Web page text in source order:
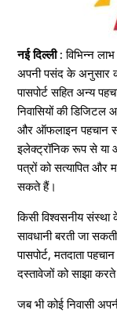
नई दिल्ली :विभिन्न
अपनी पसंद के अनुसार
पासपोर्ट सहित अन्य
निवासियों की
और ऑफलाइन पहचान
इलेक्ट्रॉनिक रूप से या
पत्रों को सत्यापित
सकते हैं।
किसी विश्वसनीय
सावधानी बरती जा
पासपोर्ट, मतदाता
दस्तावेजों को साझा
जब भी कोई निवासी